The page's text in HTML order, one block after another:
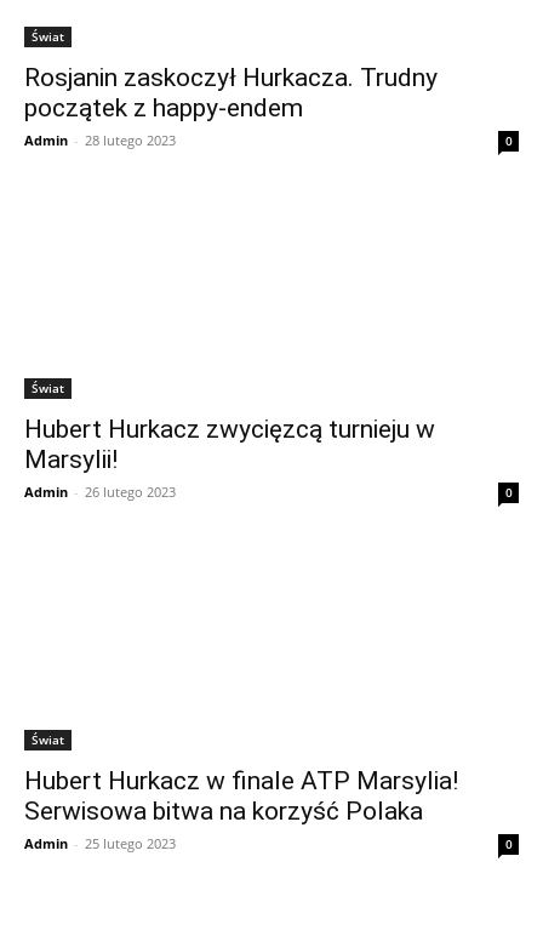
Świat
Rosjanin zaskoczył Hurkacza. Trudny
początek z happy-endem
Admin - 28 lutego 2023 0
Świat
Hubert Hurkacz zwycięzcą turnieju w
Marsylii!
Admin - 26 lutego 2023 0
Świat
Hubert Hurkacz w finale ATP Marsylia!
Serwisowa bitwa na korzyść Polaka
Admin - 25 lutego 2023 0